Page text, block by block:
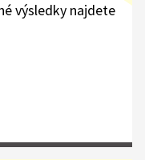
výsledky najdete